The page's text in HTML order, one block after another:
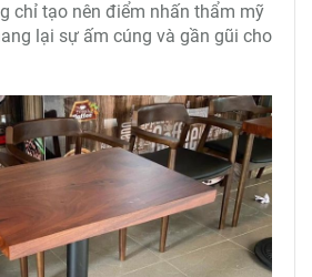
chỉ tạo nên điểm nhấn thẩm mỹ
lại sự ấm cúng và gần gũi cho